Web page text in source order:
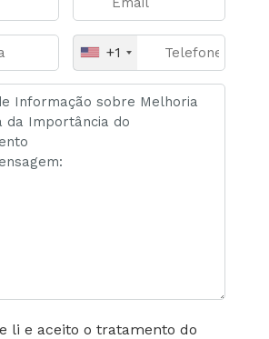
+1
li e aceito o tratamento do